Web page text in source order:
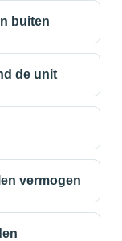
buiten
de unit
vermogen